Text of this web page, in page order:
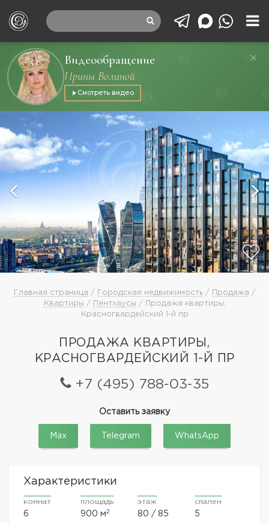
Видеообращение
Ирины Волиной
Смотреть видео
Главная страница / Городская недвижимость/ Продажа /
Квартиры / Пентхаусы / Продажа квартиры,
Красногвардейский 1-й пр
ПРОДАЖА КВАРТИРЫ,
КРАСНОГВАРДЕЙСКИЙ 1-Й ПР
+7 (495) 788-03-35
Оставить заявку
Max Telegram WhatsApp
Характеристики
комнат
6
площадь
900 м2
этаж
80 / 85
спален
5